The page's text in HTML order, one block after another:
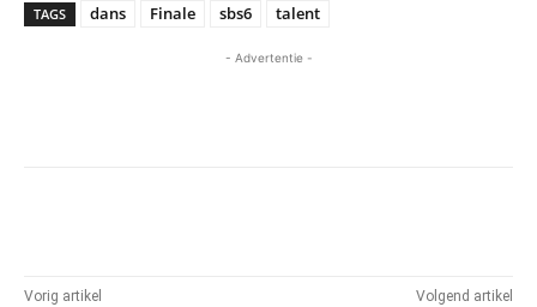
TAGS dans Finale sbs6 talent
- Advertentie -
Vorig artikel Volgend artikel